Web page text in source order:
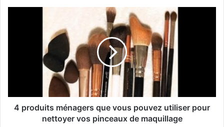
4 produits ménagers que vous pouvez utiliser pour
nettoyer vos pinceaux de maquillage